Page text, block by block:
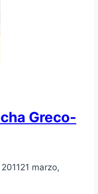
Greco-
21 marzo,